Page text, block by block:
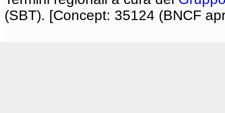
(SBT). [Concept: 35124 (BNCF